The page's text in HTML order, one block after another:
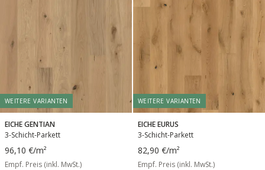
WEITERE VARIANTEN
EICHE GENTIAN
3-Schicht-Parkett
96,10 €/m²
Empf. Preis (inkl. MwSt.)
WEITERE VARIANTEN
EICHE EURUS
3-Schicht-Parkett
82,90 €/m²
Empf. Preis (inkl. MwSt.)